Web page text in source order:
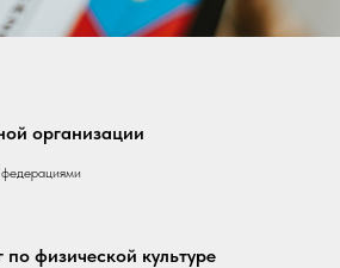
организации
федерациями
по физической культуре